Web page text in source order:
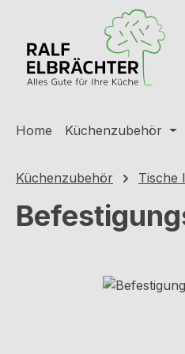
Hauptinhalt springen
Zur Suche springen
Zur Hauptnavigation
Home Küchenzubehör
Küchenzubehör Tische
Bildergalerie überspringen